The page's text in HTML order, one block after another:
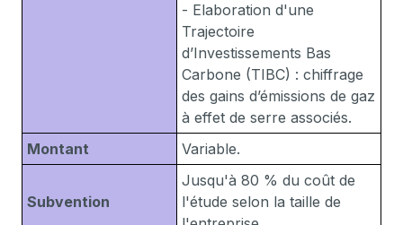
- Elaboration d'une
Trajectoire
d’Investissements Bas
Carbone (TIBC) : chiffrage
des gains d’émissions de gaz
à effet de serre associés.
Montant
Variable.
Subvention
Jusqu'à 80 % du coût de
l'étude selon la taille de